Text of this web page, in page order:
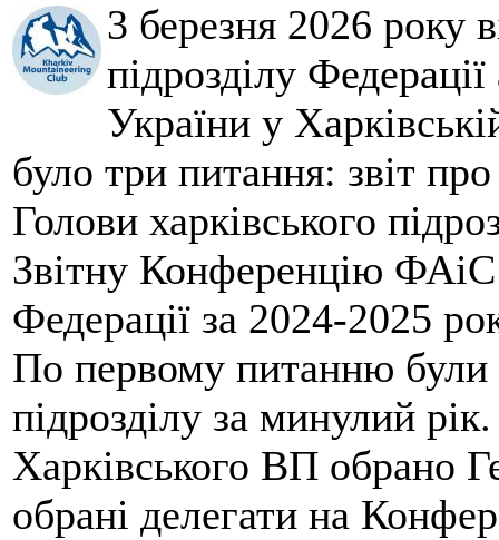
3 березня 2026 року
підрозділу
України у
було три питання: звіт
Голови харківського
Звітну Конференцію
Федерації за 2024-2025
По первому питанню були
підрозділу за минулий
Харківського ВП обрано
обрані делегати на